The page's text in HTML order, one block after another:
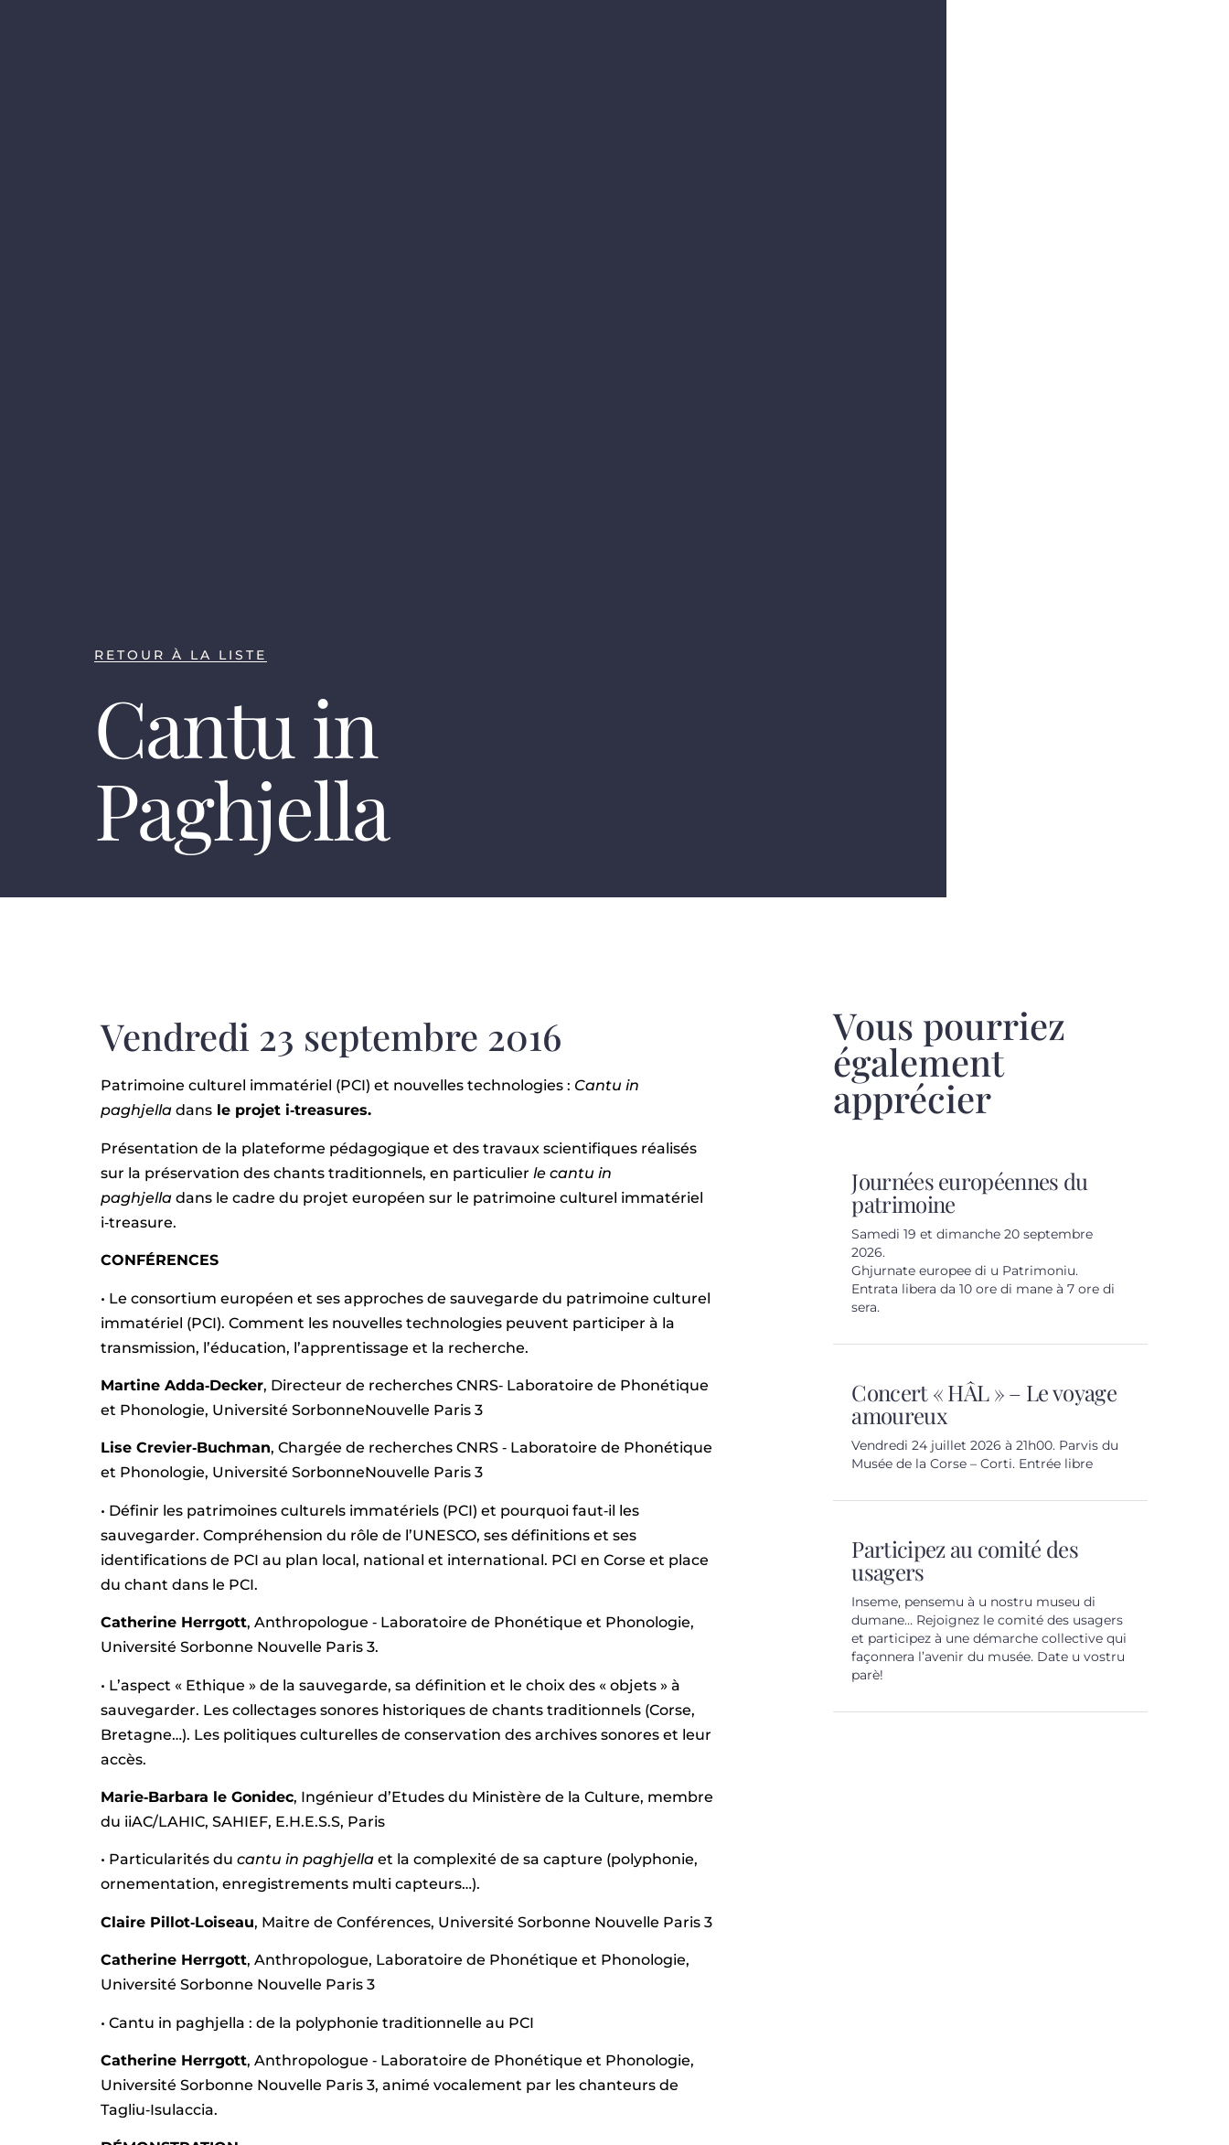
RETOUR À LA LISTE
Cantu in
Paghjella
Vendredi 23 septembre 2016
Patrimoine culturel immatériel (PCI) et nouvelles technologies : Cantu in
paghjella dans le projet i‐treasures.
Présentation de la plateforme pédagogique et des travaux scientifiques réalisés
sur la préservation des chants traditionnels, en particulierle cantu in
paghjella dans le cadre du projet européen sur le patrimoine culturel immatériel
i‐treasure.
CONFÉRENCES
• Le consortium européen et ses approches de sauvegarde du patrimoine culturel
immatériel (PCI). Comment les nouvelles technologies peuvent participer à la
transmission, l’éducation, l’apprentissage et la recherche.
Martine Adda‐Decker, Directeur de recherches CNRS‐ Laboratoire de Phonétique
et Phonologie, Université SorbonneNouvelle Paris 3
Lise Crevier‐Buchman, Chargée de recherches CNRS ‐ Laboratoire de Phonétique
et Phonologie, Université SorbonneNouvelle Paris 3
• Définir les patrimoines culturels immatériels (PCI) et pourquoi faut‐il les
sauvegarder. Compréhension du rôle de l’UNESCO, ses définitions et ses
identifications de PCI au plan local, national et international. PCI en Corse et place
du chant dans le PCI.
Catherine Herrgott, Anthropologue ‐ Laboratoire de Phonétique et Phonologie,
Université Sorbonne Nouvelle Paris 3.
• L’aspect « Ethique » de la sauvegarde, sa définition et le choix des « objets » à
sauvegarder. Les collectages sonores historiques de chants traditionnels (Corse,
Bretagne…). Les politiques culturelles de conservation des archives sonores et leur
accès.
Marie‐Barbara le Gonidec, Ingénieur d’Etudes du Ministère de la Culture, membre
du iiAC/LAHIC, SAHIEF, E.H.E.S.S, Paris
• Particularités ducantu in paghjellaet la complexité de sa capture (polyphonie,
ornementation, enregistrements multi capteurs…).
Claire Pillot‐Loiseau, Maitre de Conférences, Université Sorbonne Nouvelle Paris 3
Catherine Herrgott, Anthropologue, Laboratoire de Phonétique et Phonologie,
Université Sorbonne Nouvelle Paris 3
• Cantu in paghjella : de la polyphonie traditionnelle au PCI
Catherine Herrgott, Anthropologue ‐ Laboratoire de Phonétique et Phonologie,
Université Sorbonne Nouvelle Paris 3, animé vocalement par les chanteurs de
Tagliu‐Isulaccia.
Vous pourriez
également
apprécier
Journées européennes du
patrimoine
Samedi 19 et dimanche 20 septembre
2026.
Ghjurnate europee di u Patrimoniu.
Entrata libera da 10 ore di mane à 7 ore di
sera.
Concert « HÂL » – Le voyage
amoureux
Vendredi 24 juillet 2026 à 21h00. Parvis du
Musée de la Corse – Corti. Entrée libre
Participez au comité des
usagers
Inseme, pensemu à u nostru museu di
dumane… Rejoignez le comité des usagers
et participez à une démarche collective qui
façonnera l’avenir du musée. Date u vostru
parè!